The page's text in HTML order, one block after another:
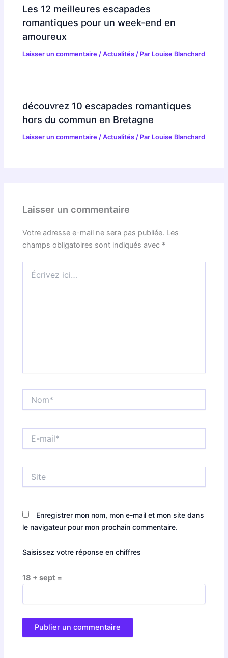
Les 12 meilleures escapades
romantiques pour un week-end en
amoureux
Laisser un commentaire /Actualités / Par Louise Blanchard
découvrez 10 escapades romantiques
hors du commun en Bretagne
Laisser un commentaire /Actualités / Par Louise Blanchard
Laisser un commentaire
Votre adresse e-mail ne sera pas publiée. Les
champs obligatoires sont indiqués avec *
ici…
mail*
Enregistrer mon nom, mon e-mail et mon site dans
le navigateur pour mon prochain commentaire.
Saisissez votre réponse en chiffres
18 + sept =